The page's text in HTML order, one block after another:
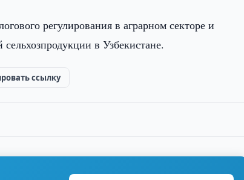
регулирования в аграрном секторе и
в Узбекистане.
ссылку